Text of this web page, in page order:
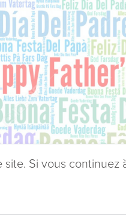
Si vous continuez